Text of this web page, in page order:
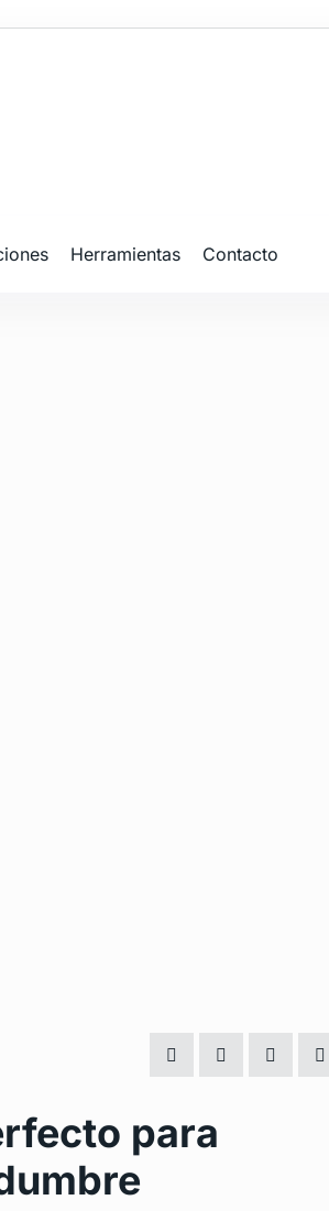
Herramientas Contacto
para